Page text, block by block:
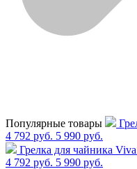
Популярные товары
4 792 руб. 5 990 руб.
Грелка для чайника
4 792 руб. 5 990 руб.